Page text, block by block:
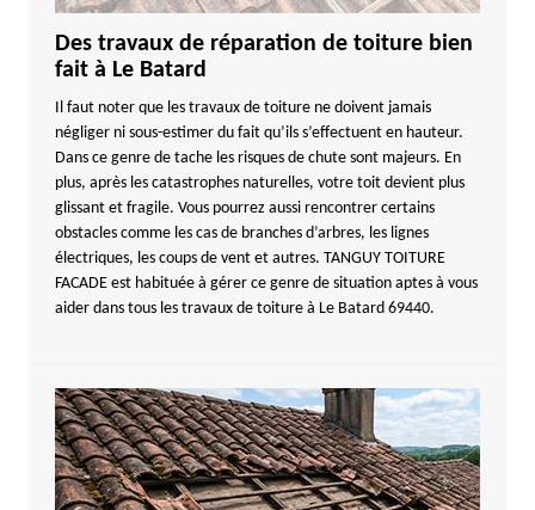
Des travaux de réparation de toiture bien
fait à Le Batard
Il faut noter que les travaux de toiture ne doivent jamais
négliger ni sous-estimer du fait qu’ils s’effectuent en hauteur.
Dans ce genre de tache les risques de chute sont majeurs. En
plus, après les catastrophes naturelles, votre toit devient plus
glissant et fragile. Vous pourrez aussi rencontrer certains
obstacles comme les cas de branches d’arbres, les lignes
électriques, les coups de vent et autres. TANGUY TOITURE
FACADE est habituée à gérer ce genre de situation aptes à vous
aider dans tous les travaux de toiture à Le Batard 69440.